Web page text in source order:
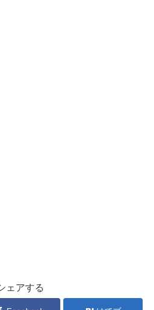
ェアする